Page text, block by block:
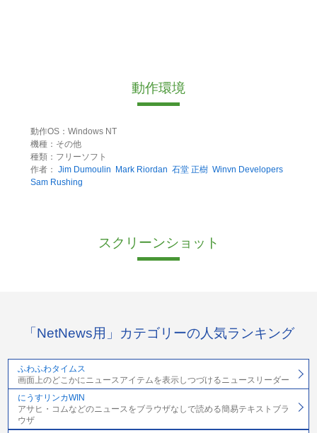
動作環境
動作OS：Windows NT
機種：その他
種類：フリーソフト
作者： Jim Dumoulin Mark Riordan 石堂 正樹 Winvn Developers
Sam Rushing
スクリーンショット
「NetNews用」カテゴリーの人気ランキング
ふわふわタイムス
画面上のどこかにニュースアイテムを表示しつづけるニュースリーダー
にうすリンカWIN
アサヒ・コムなどのニュースをブラウザなしで読める簡易テキストブラ
ウザ